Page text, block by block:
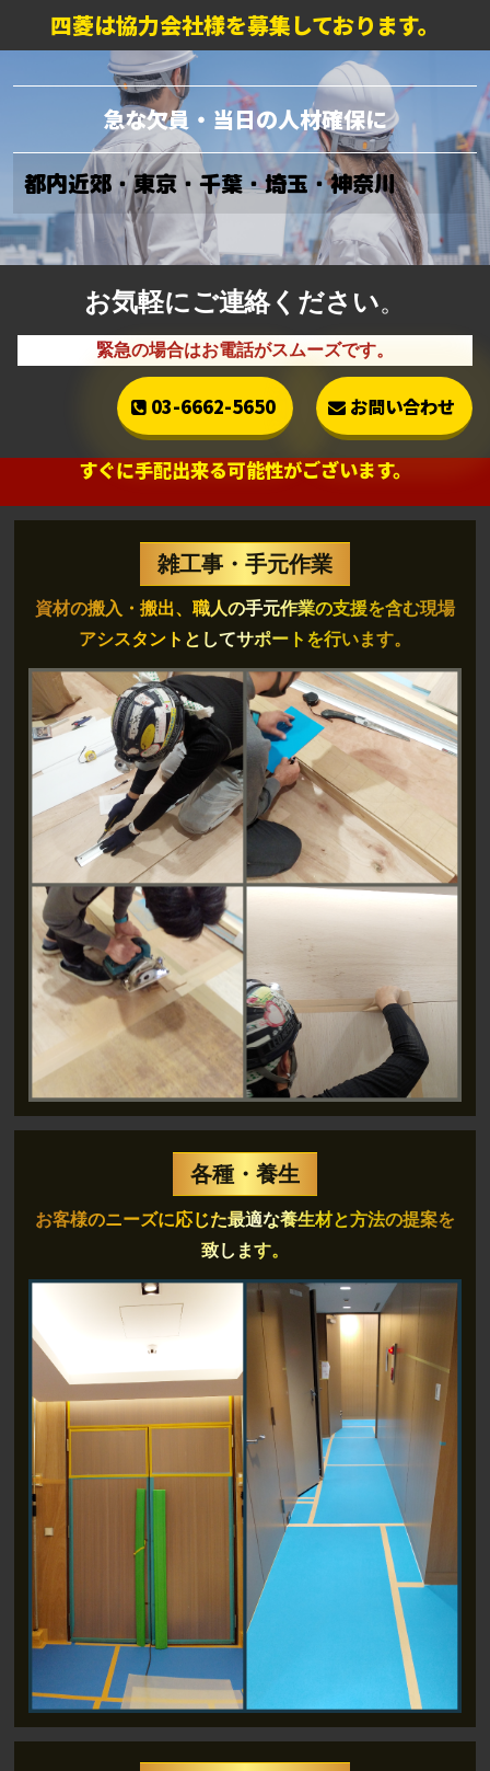
四菱は協力会社様を募集しております。
急な欠員・当日の人材確保に
都内近郊・東京・千葉・埼玉・神奈川
お気軽にご連絡ください。
緊急の場合はお電話がスムーズです。
03-6662-5650 お問い合わせ
すぐに手配出来る可能性がございます。
雑工事・手元作業
資材の搬入・搬出、職人の手元作業の支援を含む現場
アシスタントとしてサポートを行います。
各種・養生
お客様のニーズに応じた最適な養生材と方法の提案を
致します。